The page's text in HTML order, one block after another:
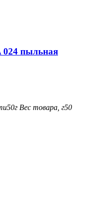
024 пыльная
50г Вес товара, г50